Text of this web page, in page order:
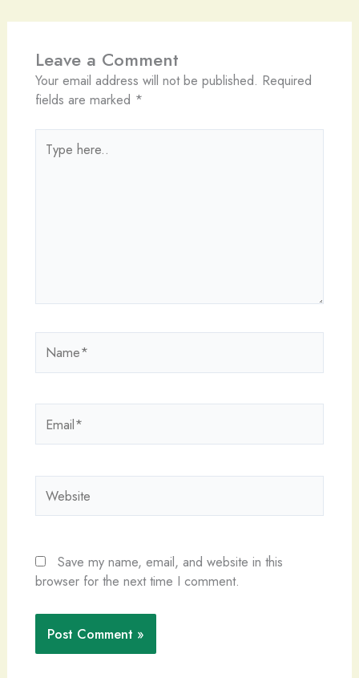
Leave a Comment
Your email address will not be published. Required
fields are marked *
here..
Save my name, email, and website in this
browser for the next time I comment.